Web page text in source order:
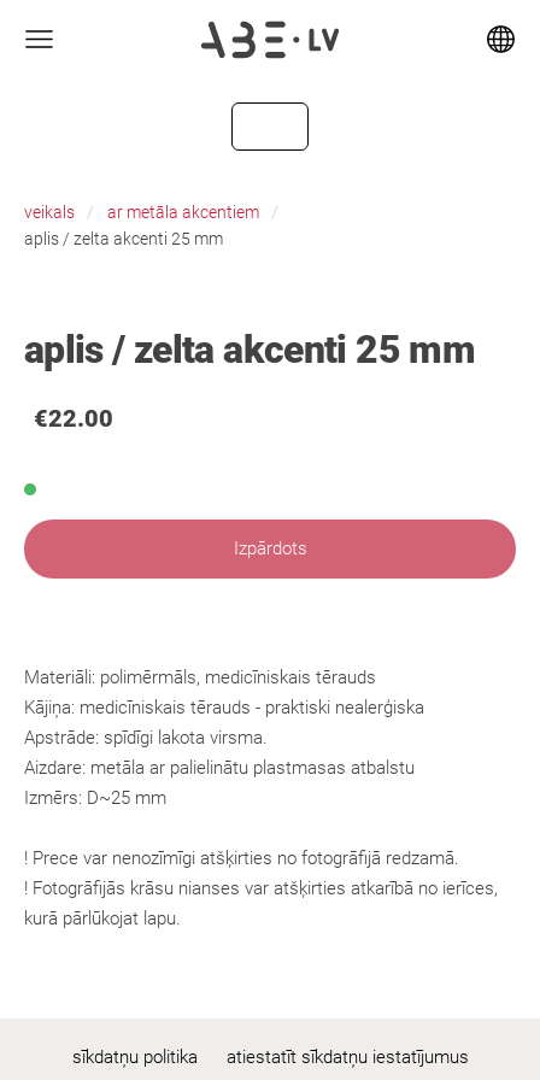
veikals
ar metāla akcentiem
aplis / zelta akcenti 25 mm
aplis / zelta akcenti 25 mm
€22.00
Izpārdots
Materiāli: polimērmāls, medicīniskais tērauds
Kājiņa: medicīniskais tērauds - praktiski nealerģiska
Apstrāde: spīdīgi lakota virsma.
Aizdare: metāla ar palielinātu plastmasas atbalstu
Izmērs: D~25 mm
! Prece var nenozīmīgi atšķirties no fotogrāfijā redzamā.
! Fotogrāfijās krāsu nianses var atšķirties atkarībā no ierīces,
kurā pārlūkojat lapu.
sīkdatņu politika atiestatīt sīkdatņu iestatījumus